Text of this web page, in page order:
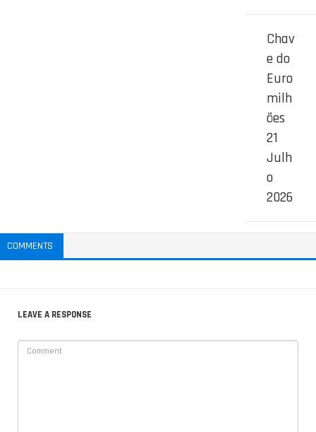
Chav
e do
Euro
milh
ões
21
Julh
o
2026
COMMENTS
LEAVE A RESPONSE